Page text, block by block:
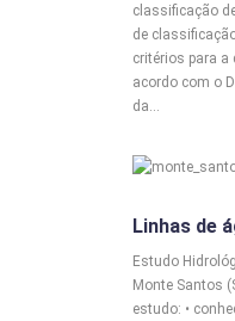
classificação
de
critérios para a
acordo com o
da…
Linhas de
Estudo
Monte Santos
estudo: •